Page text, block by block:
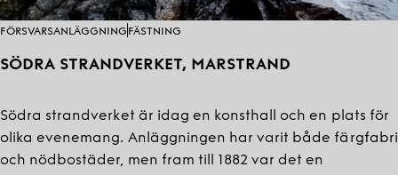
FÖRSVARSANLÄGGNING FÄSTNING
SÖDRA STRANDVERKET, MARSTRAND
Södra strandverket är idag en konsthall och en plats för
olika evenemang. Anläggningen har varit både
och nödbostäder, men fram till 1882 var det en